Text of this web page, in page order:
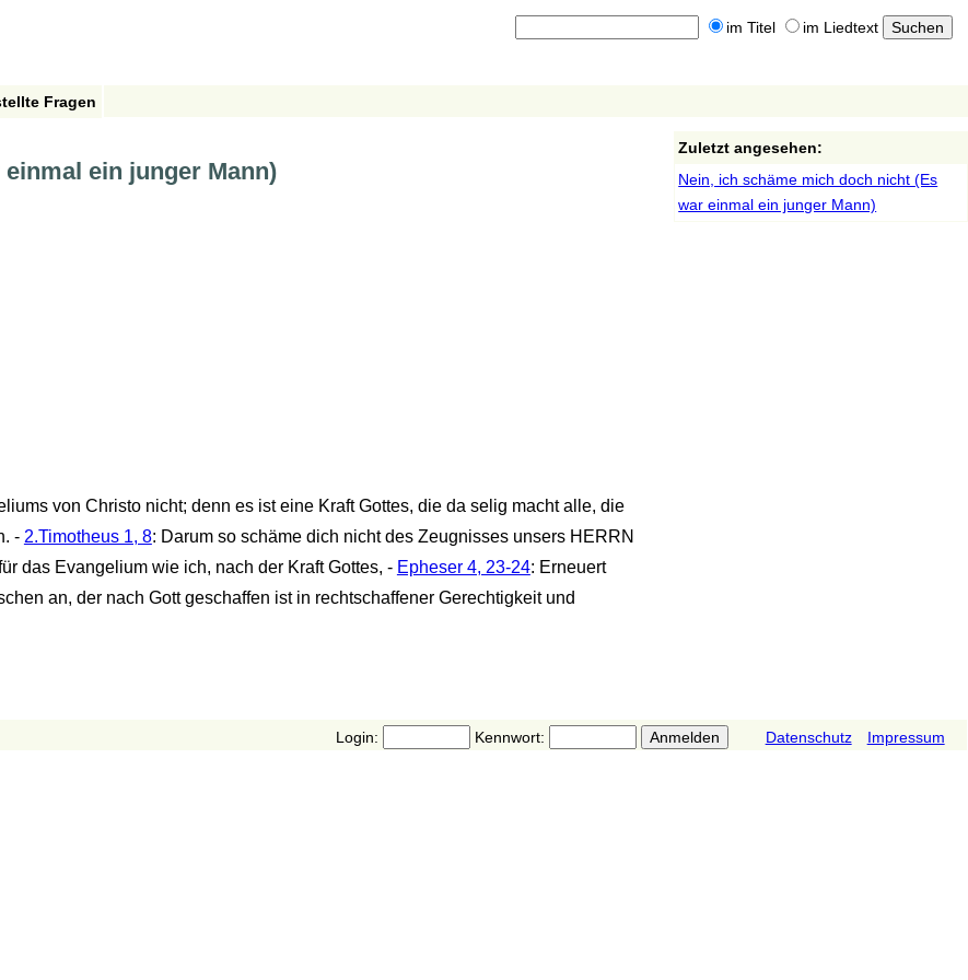
im Titel im Liedtext
Fragen
ein junger Mann)
von Christo nicht; denn es ist eine Kraft Gottes, die da selig macht alle, die
- 2.Timotheus 1, 8: Darum so schäme dich nicht des Zeugnisses unsers HERRN
das Evangelium wie ich, nach der Kraft Gottes, - Epheser 4, 23-24: Erneuert
an, der nach Gott geschaffen ist in rechtschaffener Gerechtigkeit und
Zuletzt angesehen:
Nein, ich schäme mich doch nicht (Es
war einmal ein junger Mann)
Login: Kennwort: Datenschutz Impressum